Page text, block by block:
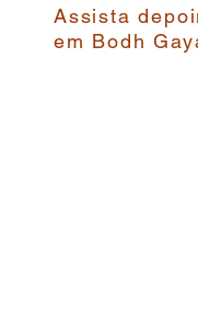
Assista
em Bodh